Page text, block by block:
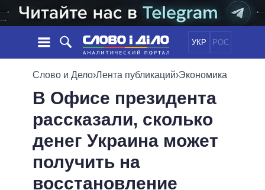
УКР РОС
НОВОСТИ
ЛЕНТА
СОБЫТИЯ
СТАТЬИ
ОБЗОРЫ
ДАЙДЖЕСТЫ
ПОЛИТИКА
ЭКОНОМИКА
ОБЩЕСТВО
ОБЕЩАНИЯ
ПОЛИТИКИ
ВСЕ ПОЛИТИКИ
ПРЕЗИДЕНТ И ОФИС
ИНФОГРАФИКА
ВИДЕО
Слово и Дело›Лента публикаций›Экономика
В Офисе президента
рассказали, сколько
денег Украина может
получить на
восстановление